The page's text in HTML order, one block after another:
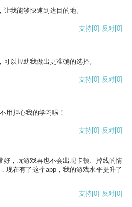
我能够快速到达目的地。
支持[0] 反对[0]
以帮助我做出更准确的选择。
支持[0] 反对[0]
用担心我的学习啦！
支持[0] 反对[0]
好，玩游戏再也不会出现卡顿、掉线的情
现在有了这个app，我的游戏水平提升了
支持[0] 反对[0]